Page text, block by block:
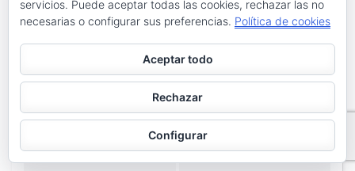
servicios. Puede aceptar todas las cookies, rechazar las no
necesarias o configurar sus preferencias. Política de cookies
Aceptar todo
Rechazar
Configurar